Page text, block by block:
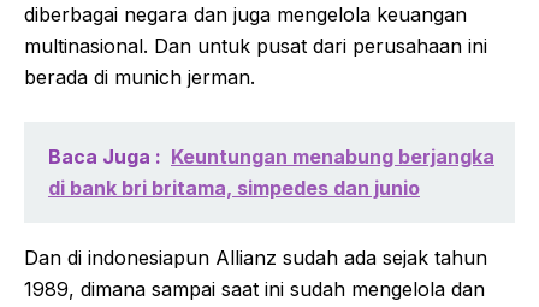
diberbagai negara dan juga mengelola keuangan
multinasional. Dan untuk pusat dari perusahaan ini
berada di munich jerman.
Baca Juga : Keuntungan menabung berjangka
di bank bri britama, simpedes dan junio
Dan di indonesiapun Allianz sudah ada sejak tahun
1989, dimana sampai saat ini sudah mengelola dan